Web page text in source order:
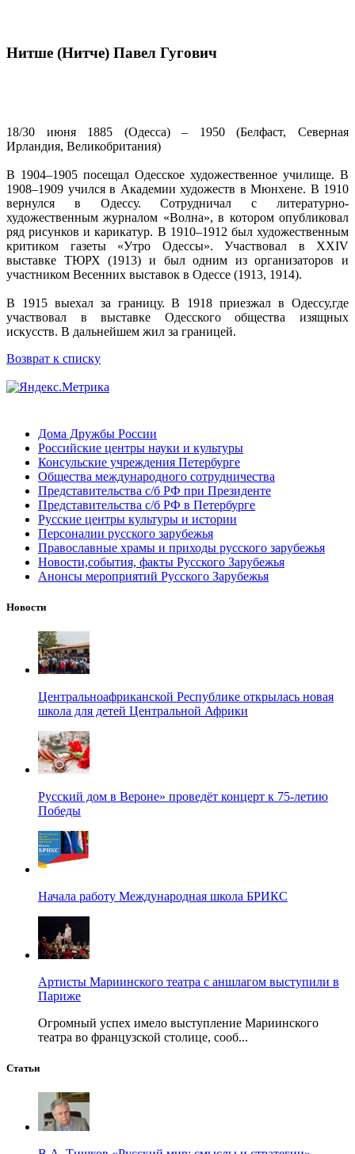
Нитше (Нитче) Павел Гугович
18/30 июня 1885 (Одесса) – 1950 (Белфаст, Северная
Ирландия, Великобритания)
В 1904–1905 посещал Одесское художественное училище. В
1908–1909 учился в Академии художеств в Мюнхене. В 1910
вернулся в Одессу. Сотрудничал с литературно-
художественным журналом «Волна», в котором опубликовал
ряд рисунков и карикатур. В 1910–1912 был художественным
критиком газеты «Утро Одессы». Участвовал в XXIV
выставке ТЮРХ (1913) и был одним из организаторов и
участником Весенних выставок в Одессе (1913, 1914).
В 1915 выехал за границу. В 1918 приезжал в Одессу,где
участвовал в выставке Одесского общества изящных
искусств. В дальнейшем жил за границей.
Возврат к списку
Дома Дружбы России
Российские центры науки и культуры
Консульские учреждения Петербурге
Общества международного сотрудничества
Представительства с/б РФ при Президенте
Представительства с/б РФ в Петербурге
Русские центры культуры и истории
Персоналии русского зарубежья
Православные храмы и приходы русского зарубежья
Новости,события, факты Русского Зарубежья
Анонсы мероприятий Русского Зарубежья
Новости
Центральноафриканской Республике открылась новая
школа для детей Центральной Африки
Русский дом в Вероне» проведёт концерт к 75-летию
Победы
Начала работу Международная школа БРИКС
Артисты Мариинского театра с аншлагом выступили в
Париже
Огромный успех имело выступление Мариинского
театра во французской столице, сооб...
Статьи